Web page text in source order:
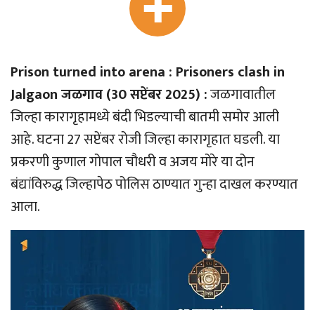
Prison turned into arena : Prisoners clash in
Jalgaon जळगाव (30 सप्टेंबर 2025) :जळगावातील
जिल्हा कारागृहामध्ये बंदी भिडल्याची बातमी समोर आली
आहे. घटना 27 सप्टेंबर रोजी जिल्हा कारागृहात घडली. या
प्रकरणी कुणाल गोपाल चौधरी व अजय मोरे या दोन
बंद्यांविरुद्ध जिल्हापेठ पोलिस ठाण्यात गुन्हा दाखल करण्यात
आला.